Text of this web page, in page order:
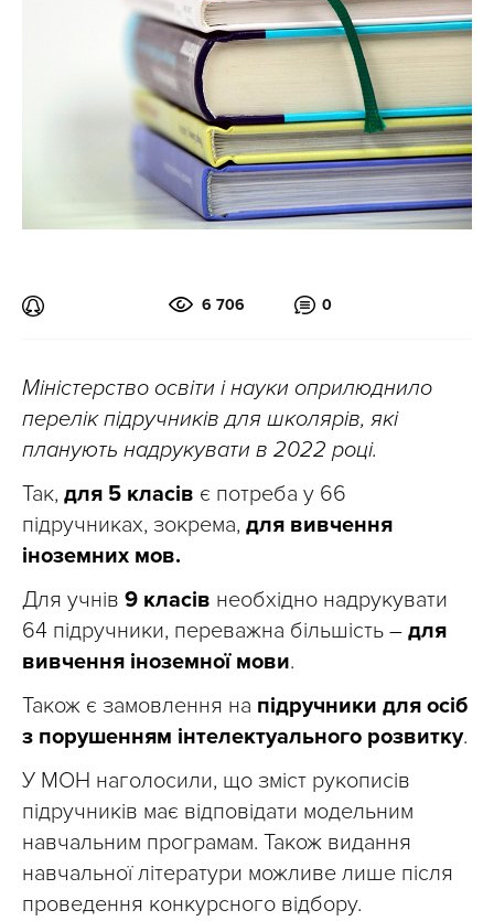
6 706 0
Міністерство освіти і науки оприлюднило
перелік підручників для школярів, які
планують надрукувати в 2022 році.
Так, для 5 класів є потреба у 66
підручниках, зокрема, для вивчення
іноземних мов.
Для учнів 9 класів необхідно надрукувати
64 підручники, переважна більшість – для
вивчення іноземної мови.
Також є замовлення на підручники для осіб
з порушенням інтелектуального розвитку.
У МОН наголосили, що зміст рукописів
підручників має відповідати модельним
навчальним програмам. Також видання
навчальної літератури можливе лише після
проведення конкурсного відбору.